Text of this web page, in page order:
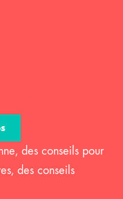
des conseils pour
des conseils